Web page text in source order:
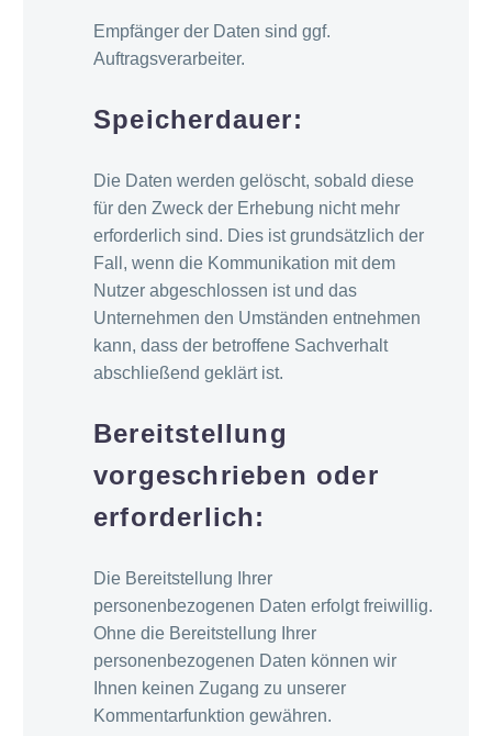
Empfänger der Daten sind ggf.
Auftragsverarbeiter.
Speicherdauer:
Die Daten werden gelöscht, sobald diese
für den Zweck der Erhebung nicht mehr
erforderlich sind. Dies ist grundsätzlich der
Fall, wenn die Kommunikation mit dem
Nutzer abgeschlossen ist und das
Unternehmen den Umständen entnehmen
kann, dass der betroffene Sachverhalt
abschließend geklärt ist.
Bereitstellung
vorgeschrieben oder
erforderlich:
Die Bereitstellung Ihrer
personenbezogenen Daten erfolgt freiwillig.
Ohne die Bereitstellung Ihrer
personenbezogenen Daten können wir
Ihnen keinen Zugang zu unserer
Kommentarfunktion gewähren.